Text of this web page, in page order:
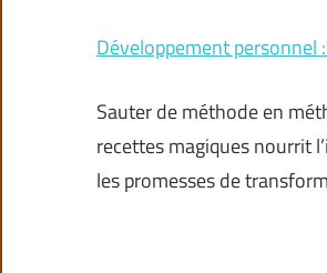
Développement personnel
Sauter de méthode en
recettes magiques nourrit
les promesses de